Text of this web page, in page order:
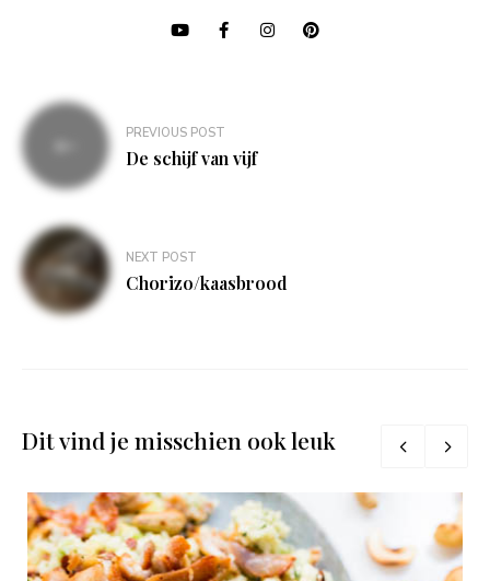
Bericht
navigatie
PREVIOUS POST
De schijf van vijf
NEXT POST
Chorizo/kaasbrood
Dit vind je misschien ook leuk